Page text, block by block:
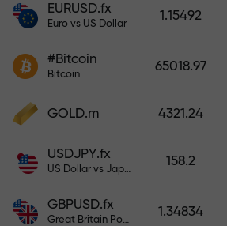
奖金。X1000不是印刷错误
EURUSD.fx
Euro vs US Dollar
1.15492
#Bitcoin
Bitcoin
65018.97
GOLD.m 4321.24
USDJPY.fx
US Dollar vs Japanese Yen
158.2
GBPUSD.fx
Great Britain Pound vs US Dollar
1.34834